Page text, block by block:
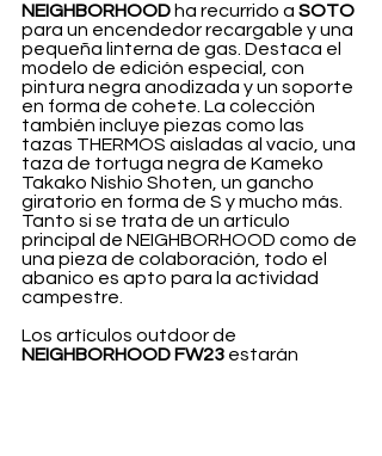
NEIGHBORHOOD ha recurrido a SOTO
para un encendedor recargable y una
pequeña linterna de gas. Destaca el
modelo de edición especial, con
pintura negra anodizada y un soporte
en forma de cohete. La colección
también incluye piezas como las
tazas THERMOS aisladas al vacío, una
taza de tortuga negra de Kameko
Takako Nishio Shoten, un gancho
giratorio en forma de S y mucho más.
Tanto si se trata de un artículo
principal de NEIGHBORHOOD como de
una pieza de colaboración, todo el
abanico es apto para la actividad
campestre.
Los artículos outdoor de
NEIGHBORHOOD FW23 estarán